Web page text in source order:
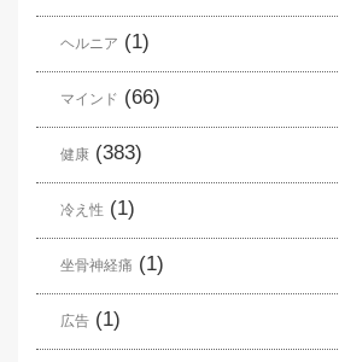
ヘルニア (1)
マインド (66)
健康 (383)
冷え性 (1)
坐骨神経痛 (1)
広告 (1)